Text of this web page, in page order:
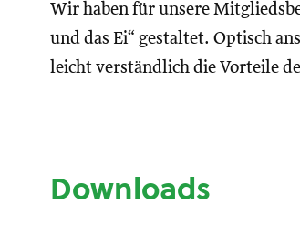
Wir haben für unsere
und das Ei“ gestaltet. Optisch
leicht verständlich die Vorteile
Downloads